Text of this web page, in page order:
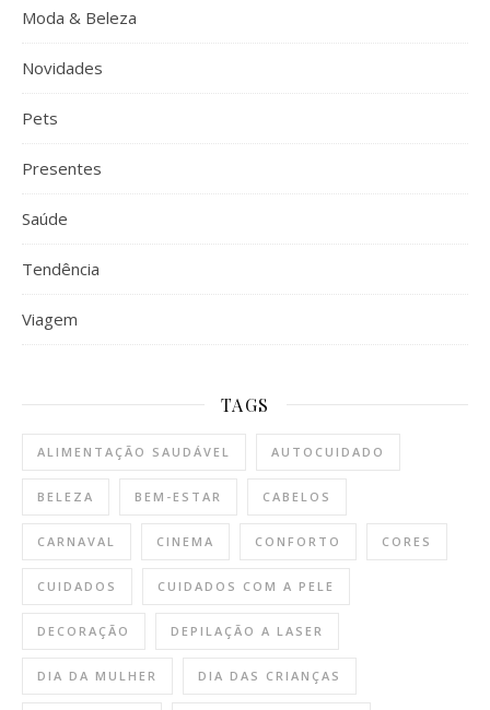
Moda & Beleza
Novidades
Pets
Presentes
Saúde
Tendência
Viagem
TAGS
ALIMENTAÇÃO SAUDÁVEL AUTOCUIDADO
BELEZA BEM-ESTAR CABELOS
CARNAVAL CINEMA CONFORTO CORES
CUIDADOS CUIDADOS COM A PELE
DECORAÇÃO DEPILAÇÃO A LASER
DIA DA MULHER DIA DAS CRIANÇAS